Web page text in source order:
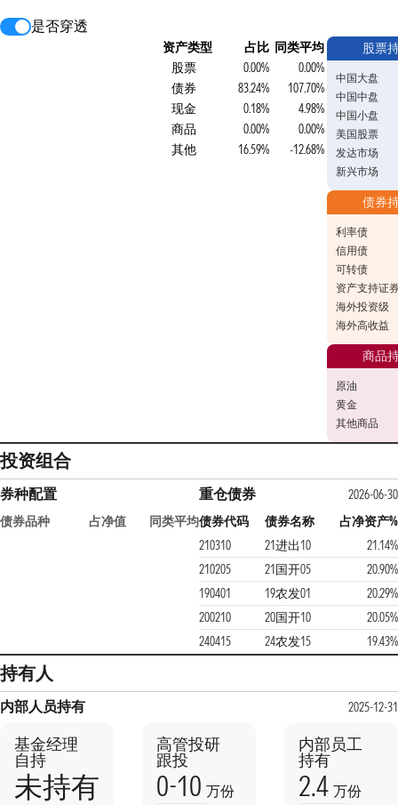
是否穿透
资产类型 占比 同类平均
股票
0.00%
0.00%
债券
83.24%
107.70%
现金
0.18%
4.98%
商品
0.00%
0.00%
其他
16.59% -12.68%
股票
中国大盘
中国中盘
中国小盘
美国股票
发达市场
新兴市场
债券
利率债
信用债
可转债
资产支持证
海外投资级
海外高收益
商品
原油
黄金
其他商品
投资组合
券种配置
债券品种 占净值 同类平均
重仓债券
2026-06-30
债券代码
债券名称
占净资产%
210310
21进出10
21.14%
210205
21国开05
20.90%
190401
19农发01
20.29%
200210
20国开10
20.05%
240415
24农发15 19.43%
持有人
内部人员持有 2025-12-31
基金经理
自持
未持有
高管投研
跟投
0-10 万份
内部员工
持有
2.4 万份